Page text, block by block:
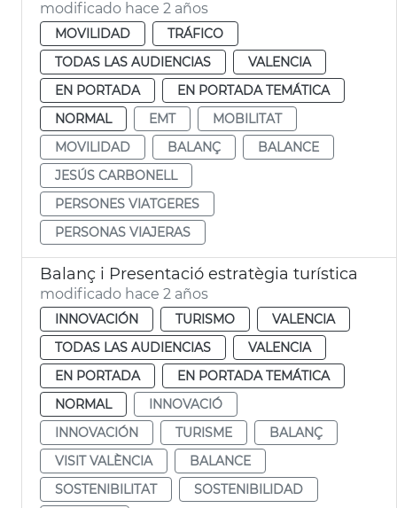
modificado hace 2 años
MOVILIDAD
TRÁFICO
TODAS LAS AUDIENCIAS
VALENCIA
EN PORTADA
EN PORTADA TEMÁTICA
NORMAL
EMT
MOBILITAT
MOVILIDAD
BALANÇ
BALANCE
JESÚS CARBONELL
PERSONES VIATGERES
PERSONAS VIAJERAS
Balanç i Presentació estratègia turística
modificado hace 2 años
INNOVACIÓN TURISMO
VALENCIA
TODAS LAS AUDIENCIAS
VALENCIA
EN PORTADA
EN PORTADA TEMÁTICA
NORMAL
INNOVACIÓ
INNOVACIÓN
TURISME
BALANÇ
VISIT VALÈNCIA
BALANCE
SOSTENIBILITAT
SOSTENIBILIDAD